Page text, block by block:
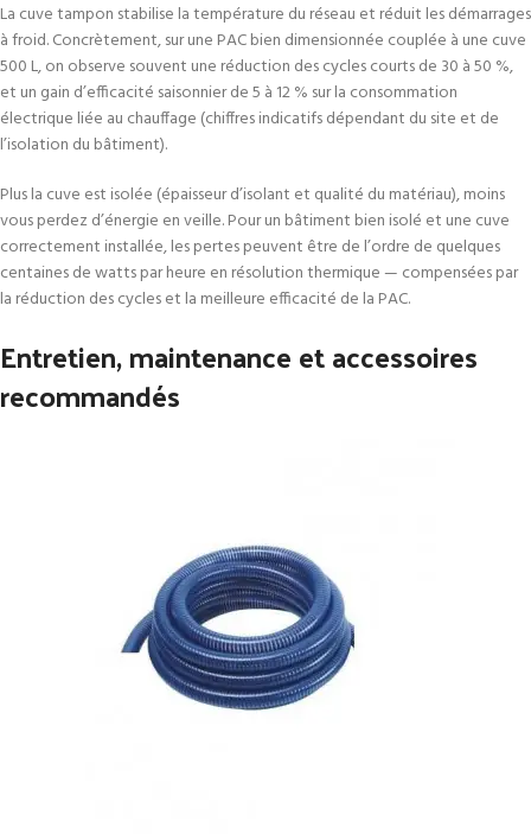
La cuve tampon stabilise la température du réseau et réduit les démarrages
à froid. Concrètement, sur une PAC bien dimensionnée couplée à une cuve
500 L, on observe souvent une réduction des cycles courts de 30 à 50 %,
et un gain d’efficacité saisonnier de 5 à 12 % sur la consommation
électrique liée au chauffage (chiffres indicatifs dépendant du site et de
l’isolation du bâtiment).
Plus la cuve est isolée (épaisseur d’isolant et qualité du matériau), moins
vous perdez d’énergie en veille. Pour un bâtiment bien isolé et une cuve
correctement installée, les pertes peuvent être de l’ordre de quelques
centaines de watts par heure en résolution thermique — compensées par
la réduction des cycles et la meilleure efficacité de la PAC.
Entretien, maintenance et accessoires
recommandés